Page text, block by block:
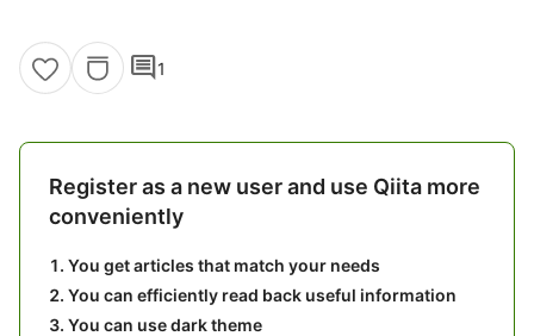
comment1
Register as a new user and use Qiita more
conveniently
You get articles that match your needs
You can efficiently read back useful information
You can use dark theme